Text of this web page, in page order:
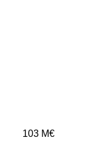
103 M€